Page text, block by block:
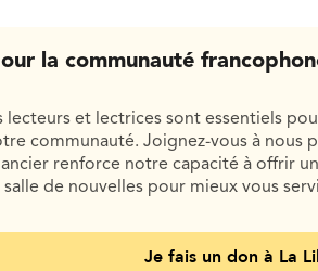
la communauté
lecteurs et lectrices sont essentiels
communauté. Joignez-vous à nous
renforce notre capacité à offrir
de nouvelles pour mieux vous
Je fais un don à La